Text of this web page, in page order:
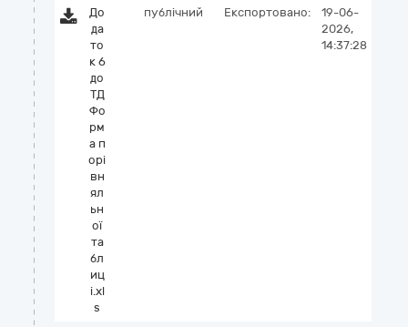
До
да
то
к 6
до
ТД
Фо
рм
а п
орі
вн
ял
ьн
ої
та
бл
иц
і.xl
s
публічний Експортовано:
19-06-
2026,
14:37:28